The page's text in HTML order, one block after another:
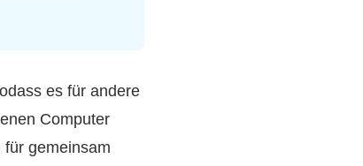
es für andere
Computer
gemeinsam